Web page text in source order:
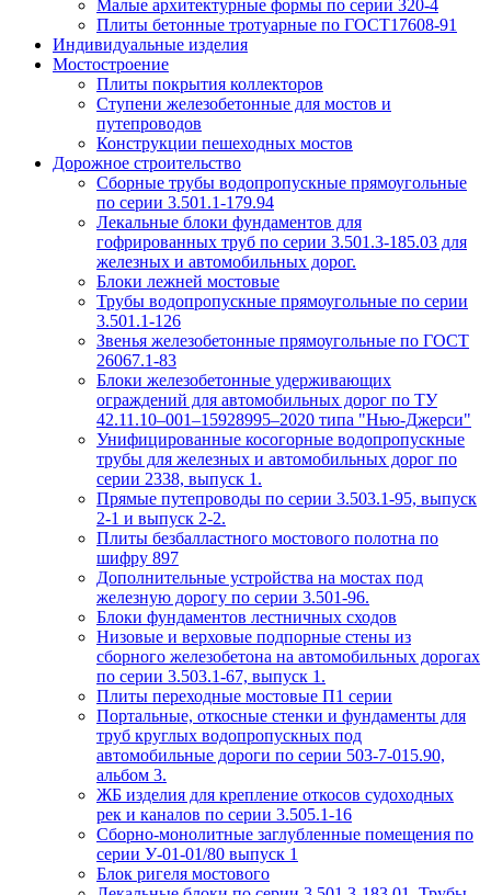
Малые архитектурные формы по серии 320-4
Плиты бетонные тротуарные по ГОСТ17608-91
Индивидуальные изделия
Мостостроение
Плиты покрытия коллекторов
Ступени железобетонные для мостов и
путепроводов
Конструкции пешеходных мостов
Дорожное строительство
Сборные трубы водопропускные прямоугольные
по серии 3.501.1-179.94
Лекальные блоки фундаментов для
гофрированных труб по серии 3.501.3-185.03 для
железных и автомобильных дорог.
Блоки лежней мостовые
Трубы водопропускные прямоугольные по серии
3.501.1-126
Звенья железобетонные прямоугольные по ГОСТ
26067.1-83
Блоки железобетонные удерживающих
ограждений для автомобильных дорог по ТУ
42.11.10–001–15928995–2020 типа "Нью-Джерси"
Унифицированные косогорные водопропускные
трубы для железных и автомобильных дорог по
серии 2338, выпуск 1.
Прямые путепроводы по серии 3.503.1-95, выпуск
2-1 и выпуск 2-2.
Плиты безбалластного мостового полотна по
шифру 897
Дополнительные устройства на мостах под
железную дорогу по серии 3.501-96.
Блоки фундаментов лестничных сходов
Низовые и верховые подпорные стены из
сборного железобетона на автомобильных дорогах
по серии 3.503.1-67, выпуск 1.
Плиты переходные мостовые П1 серии
Портальные, откосные стенки и фундаменты для
труб круглых водопропускных под
автомобильные дороги по серии 503-7-015.90,
альбом 3.
ЖБ изделия для крепление откосов судоходных
рек и каналов по серии 3.505.1-16
Сборно-монолитные заглубленные помещения по
серии У-01-01/80 выпуск 1
Блок ригеля мостового